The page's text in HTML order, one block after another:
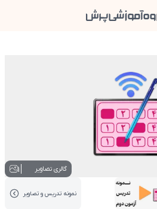
آزمون آنلاین دوم دبستان
گالری تصاویر 1
نمونه تدریس‌ و تصاویر